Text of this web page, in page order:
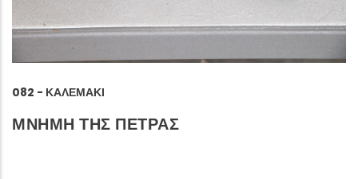
082 - ΚΑΛΕΜΆΚΙ
ΜΝΗΜΗ ΤΗΣ ΠΕΤΡΑΣ